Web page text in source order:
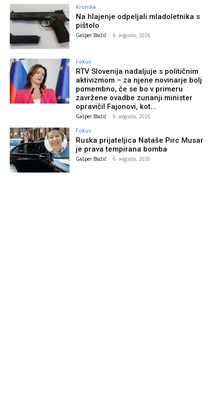
Kronika
Na hlajenje odpeljali mladoletnika s
pištolo
Gašper Blažič - 6. avgusta, 2026
Fokus
RTV Slovenija nadaljuje s političnim
aktivizmom – za njene novinarje bolj
pomembno, če se bo v primeru
zavržene ovadbe zunanji minister
opravičil Fajonovi, kot...
Gašper Blažič - 6. avgusta, 2026
Fokus
Ruska prijateljica Nataše Pirc Musar
je prava tempirana bomba
Gašper Blažič - 6. avgusta, 2026